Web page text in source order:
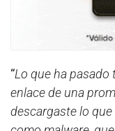
“Lo que ha
enlace de una
descargaste lo